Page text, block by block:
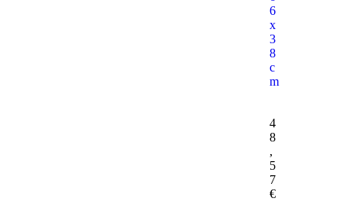
6
x
3
8
c
m
4
8
,
5
7
€